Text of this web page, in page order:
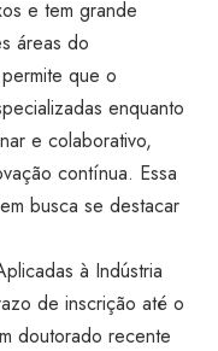
e tem grande
áreas do
que o
enquanto
e colaborativo,
contínua. Essa
busca se destacar
à Indústria
de inscrição até o
doutorado recente